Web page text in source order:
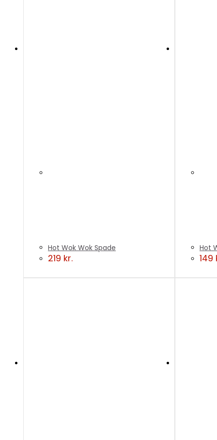
Hot Wok Wok Spade
219 kr.
Hot
149